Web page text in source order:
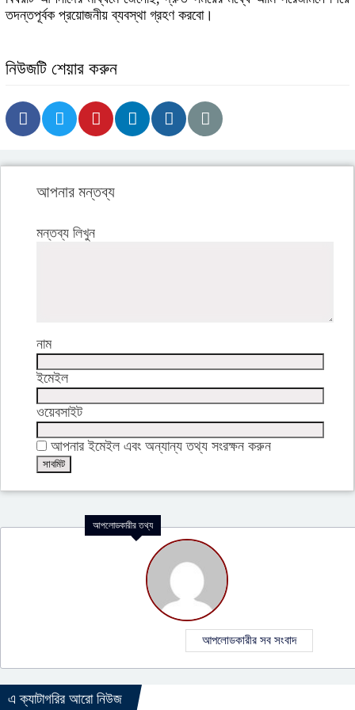
তদন্তপূর্বক প্রয়োজনীয় ব্যবস্থা গ্রহণ করবো।
নিউজটি শেয়ার করুন
আপনার মন্তব্য
মন্তব্য লিখুন
নাম
ইমেইল
ওয়েবসাইট
আপনার ইমেইল এবং অন্যান্য তথ্য সংরক্ষন করুন
আপলোডকারীর তথ্য
আপলোডকারীর সব সংবাদ
এ ক্যাটাগরির আরো নিউজ